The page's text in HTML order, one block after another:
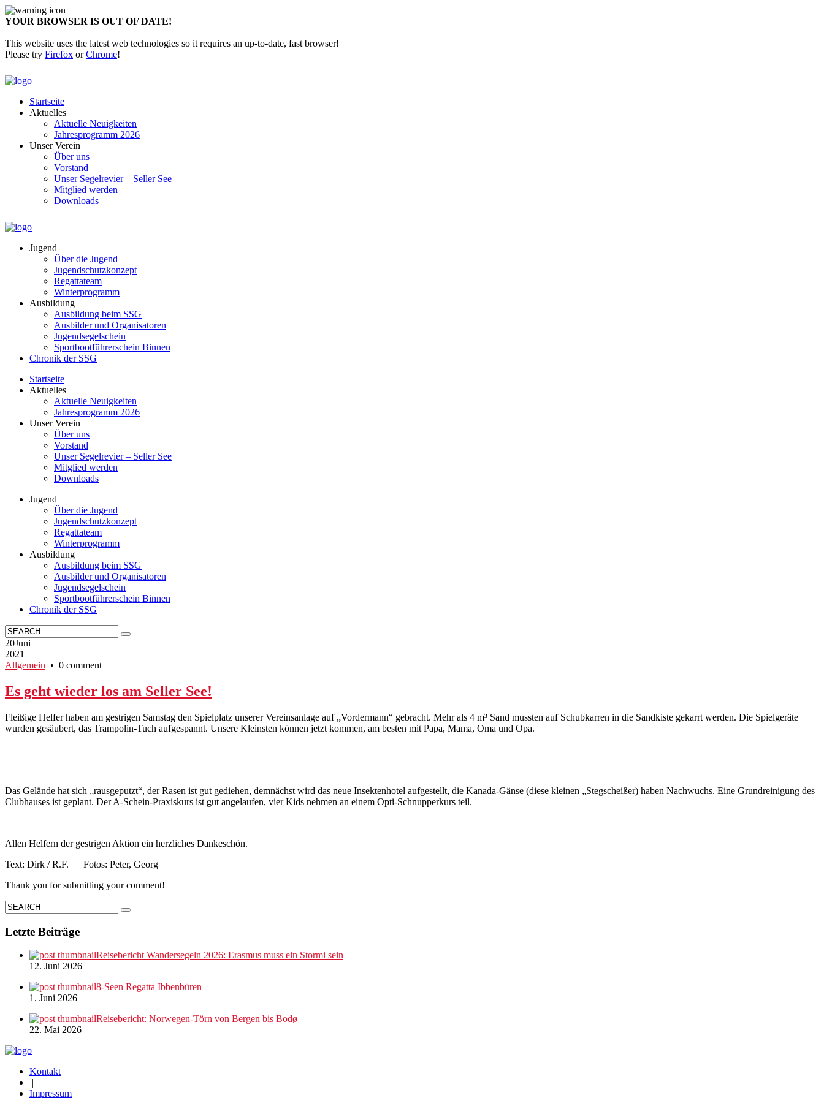
YOUR BROWSER IS OUT OF DATE!
This website uses the latest web technologies so it requires an up-to-date, fast browser!
Please try Firefox orChrome!
Startseite
Aktuelles
Aktuelle Neuigkeiten
Jahresprogramm 2026
Unser Verein
Über uns
Vorstand
Unser Segelrevier – Seller See
Mitglied werden
Downloads
Jugend
Über die Jugend
Jugendschutzkonzept
Regattateam
Winterprogramm
Ausbildung
Ausbildung beim SSG
Ausbilder und Organisatoren
Jugendsegelschein
Sportbootführerschein Binnen
Chronik der SSG
Startseite
Aktuelles
Aktuelle Neuigkeiten
Jahresprogramm 2026
Unser Verein
Über uns
Vorstand
Unser Segelrevier – Seller See
Mitglied werden
Downloads
Jugend
Über die Jugend
Jugendschutzkonzept
Regattateam
Winterprogramm
Ausbildung
Ausbildung beim SSG
Ausbilder und Organisatoren
Jugendsegelschein
Sportbootführerschein Binnen
Chronik der SSG
20Juni
2021
Allgemein • 0 comment
Es geht wieder los am Seller See!
Fleißige Helfer haben am gestrigen Samstag den Spielplatz unserer Vereinsanlage auf „Vordermann“ gebracht. Mehr als 4 m³ Sand mussten auf Schubkarren in die Sandkiste gekarrt werden. Die Spielgeräte
wurden gesäubert, das Trampolin-Tuch aufgespannt. Unsere Kleinsten können jetzt kommen, am besten mit Papa, Mama, Oma und Opa.
Das Gelände hat sich „rausgeputzt“, der Rasen ist gut gediehen, demnächst wird das neue Insektenhotel aufgestellt, die Kanada-Gänse (diese kleinen „Stegscheißer) haben Nachwuchs. Eine Grundreinigung des
Clubhauses ist geplant. Der A-Schein-Praxiskurs ist gut angelaufen, vier Kids nehmen an einem Opti-Schnupperkurs teil.
Allen Helfern der gestrigen Aktion ein herzliches Dankeschön.
Text: Dirk / R.F. Fotos: Peter, Georg
Thank you for submitting your comment!
Letzte Beiträge
Reisebericht Wandersegeln 2026: Erasmus muss ein Stormi sein
12. Juni 2026
8-Seen Regatta Ibbenbüren
1. Juni 2026
Reisebericht: Norwegen-Törn von Bergen bis Bodø
22. Mai 2026
Kontakt
|
Impressum